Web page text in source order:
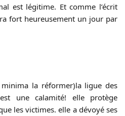
est légitime. Et comme l’écrit
fort heureusement un jour par
la réformer)la ligue des
une calamité! elle protège
les victimes. elle a dévoyé ses